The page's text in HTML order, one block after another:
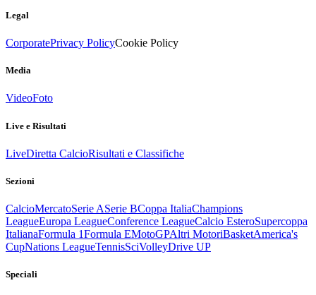
Legal
CorporatePrivacy PolicyCookie Policy
Media
VideoFoto
Live e Risultati
LiveDiretta CalcioRisultati e Classifiche
Sezioni
CalcioMercatoSerie ASerie BCoppa ItaliaChampions
LeagueEuropa LeagueConference LeagueCalcio EsteroSupercoppa
ItalianaFormula 1Formula EMotoGPAltri MotoriBasketAmerica's
CupNations LeagueTennisSciVolleyDrive UP
Speciali